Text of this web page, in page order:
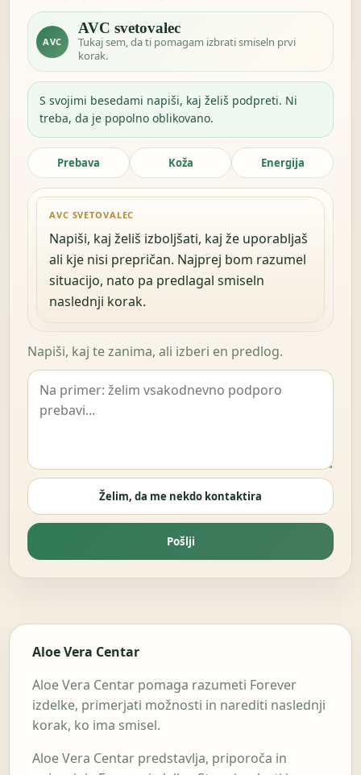
AVC
AVC svetovalec
Tukaj sem, da ti pomagam izbrati smiseln prvi
korak.
S svojimi besedami napiši, kaj želiš podpreti. Ni
treba, da je popolno oblikovano.
Prebava Koža Energija
AVC SVETOVALEC
Napiši, kaj želiš izboljšati, kaj že uporabljaš
ali kje nisi prepričan. Najprej bom razumel
situacijo, nato pa predlagal smiseln
naslednji korak.
Napiši, kaj te zanima, ali izberi en predlog.
Želim, da me nekdo kontaktira
Pošlji
Aloe Vera Centar
Aloe Vera Centar pomaga razumeti Forever
izdelke, primerjati možnosti in narediti naslednji
korak, ko ima smisel.
Aloe Vera Centar predstavlja, priporoča in